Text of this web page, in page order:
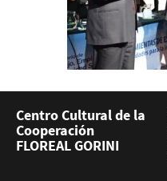
Centro Cultural de la
Cooperación
FLOREAL GORINI